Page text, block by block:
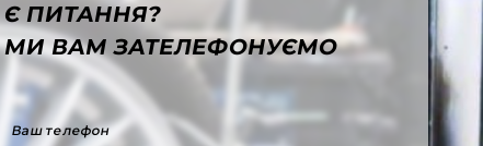
Є ПИТАННЯ?
МИ ВАМ ЗАТЕЛЕФОНУЄМО
Ваш телефон